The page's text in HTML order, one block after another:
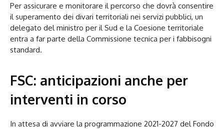
Per assicurare e monitorare il percorso che dovrà consentire
il superamento dei divari territoriali nei servizi pubblici, un
delegato del ministro per il Sud e la Coesione territoriale
entra a far parte della Commissione tecnica per i fabbisogni
standard.
FSC: anticipazioni anche per
interventi in corso
In attesa di avviare la programmazione 2021-2027 del Fondo